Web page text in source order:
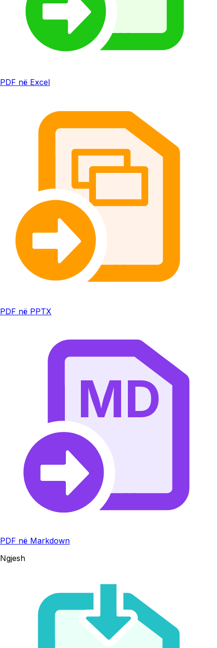
PDF në Excel
PDF në PPTX
MD
PDF në Markdown
Ngjesh